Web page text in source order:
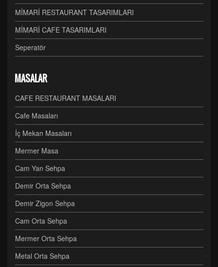
MİMARİ RESTAURANT TASARIMLARI
MİMARİ CAFE TASARIMLARI
Seperatör
MASALAR
CAFE RESTAURANT MASALARI
Cafe Masaları
İç Mekan Masaları
Mermer Masa
Cam Yan Sehpa
Demir Orta Sehpa
Demir Zigon Sehpa
Cam Orta Sehpa
Mermer Orta Sehpa
Metal Orta Sehpa